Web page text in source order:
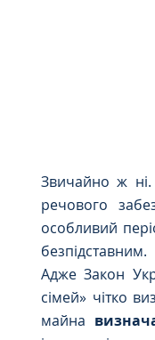
Звичайно ж ні.
речового
особливий
безпідставним.
Адже Закон
сімей» чітко
майна